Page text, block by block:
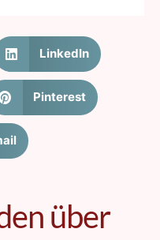
LinkedIn
Pinterest
über